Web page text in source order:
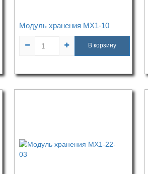
Модуль хранения МХ1-10
В корзину